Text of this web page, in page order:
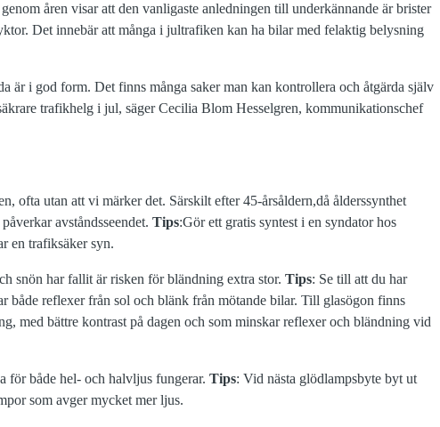
åren visar att den vanligaste anledningen till underkännande är brister
Det innebär att många i jultrafiken kan ha bilar med felaktig belysning
är i god form. Det finns många saker man kan kontrollera och åtgärda själv
trafikhelg i jul, säger Cecilia Blom Hesselgren, kommunikationschef
ofta utan att vi märker det. Särskilt efter 45-årsåldern,då ålderssynthet
avståndsseendet. Tips:Gör ett gratis syntest i en syndator hos
en trafiksäker syn.
snön har fallit är risken för bländning extra stor. Tips: Se till att du har
både reflexer från sol och blänk från mötande bilar. Till glasögon finns
med bättre kontrast på dagen och som minskar reflexer och bländning vid
för både hel- och halvljus fungerar. Tips: Vid nästa glödlampsbyte byt ut
som avger mycket mer ljus.